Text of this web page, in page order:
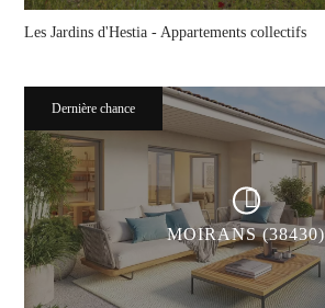
Les Jardins d'Hestia - Appartements collectifs
Dernière chance
MOIRANS (38430)